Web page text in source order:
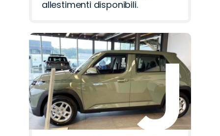
allestimenti disponibili.